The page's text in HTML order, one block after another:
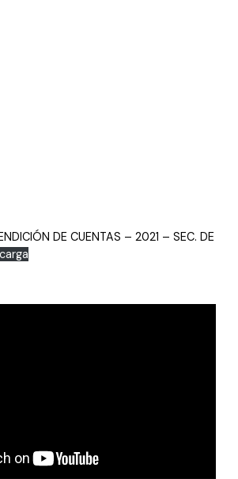
DE CUENTAS – 2021 – SEC. DE